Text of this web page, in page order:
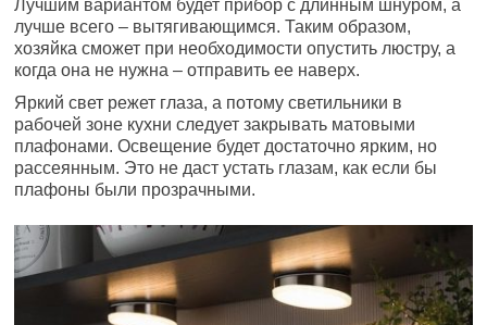
Лучшим вариантом будет прибор с длинным шнуром, а
лучше всего – вытягивающимся. Таким образом,
хозяйка сможет при необходимости опустить люстру, а
когда она не нужна – отправить ее наверх.
Яркий свет режет глаза, а потому светильники в
рабочей зоне кухни следует закрывать матовыми
плафонами. Освещение будет достаточно ярким, но
рассеянным. Это не даст устать глазам, как если бы
плафоны были прозрачными.